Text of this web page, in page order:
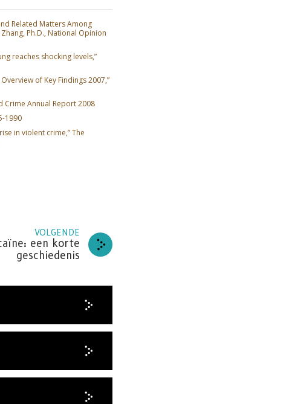
Related Matters Among
Ph.D., National Opinion
reaches shocking levels,”
of Key Findings 2007,”
Crime Annual Report 2008
1990
in violent crime,” The
VOLGENDE
een korte
geschiedenis
HELPEN